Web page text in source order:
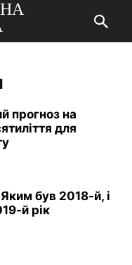
прогноз на
для
був 2018-й, і
й рік